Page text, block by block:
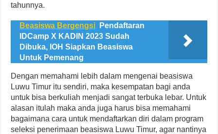
tahunnya.
Beasiswa Bergengsi
Pendaftaran
IDCamp X KADIN 2023 Sudah
Dibuka, IOH Siapkan Beasiswa
Untuk Pemenang
Dengan memahami lebih dalam mengenai beasiswa
Luwu Timur itu sendiri, maka kesempatan bagi anda
untuk bisa berkuliah menjadi sangat terbuka lebar. Untuk
alasan itulah maka anda juga harus bisa memahami
bagaimana cara untuk mendaftarkan diri dalam program
seleksi penerimaan beasiswa Luwu Timur, agar nantinya